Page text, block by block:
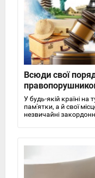
Всюди свої
У будь-якій країні на
пам'ятки, а й свої
незвичайні